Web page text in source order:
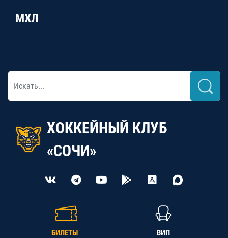
МХЛ
ХОККЕЙНЫЙ КЛУБ
«СОЧИ»
БИЛЕТЫ ВИП